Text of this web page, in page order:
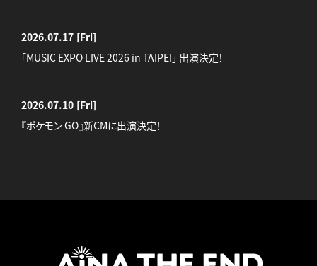
2026.07.17 [Fri]
「MUSIC EXPO LIVE 2026 in TAIPEI」 出演決定！
2026.07.10 [Fri]
『ポケモン GO』新CMに出演決定！